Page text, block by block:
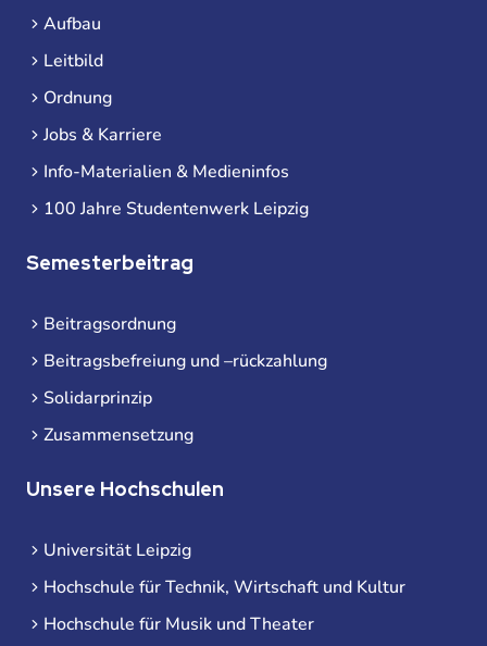
Aufbau
Leitbild
Ordnung
Jobs & Karriere
Info-Materialien & Medieninfos
100 Jahre Studentenwerk Leipzig
Semesterbeitrag
Beitragsordnung
Beitragsbefreiung und –rückzahlung
Solidarprinzip
Zusammensetzung
Unsere Hochschulen
Universität Leipzig
Hochschule für Technik, Wirtschaft und Kultur
Hochschule für Musik und Theater